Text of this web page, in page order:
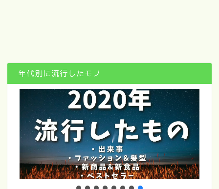
年代別に流行したモノ